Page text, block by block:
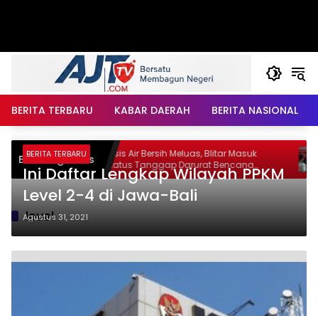
BERITA TERBARU KABAR DAERAH BERITA NASIONAL
Breaking News
SIM
Krisis Air Bersih Meluas, Blitar Masuk
Status Tanggap Darurat Bencana
Hingga Oktober
level
BERITA TERBARU
Ini Daftar Lengkap Wilayah PPKM
Level 2-4 di Jawa-Bali
Agustus 31, 2021